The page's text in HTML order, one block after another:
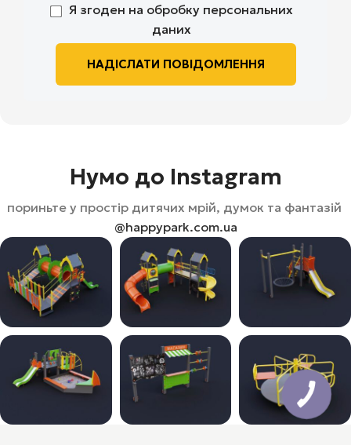
Я згоден на обробку персональних
даних
Нумо до Instagram
пориньте у простір дитячих мрій, думок та фантазій
@happypark.com.ua